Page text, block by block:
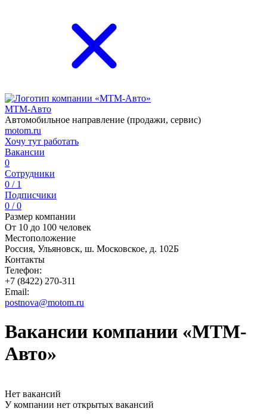
МТМ-Авто
Автомобильное направление (продажи, сервис)
motom.ru
Хочу тут работать
Вакансии
0
Сотрудники
0 / 1
Подписчики
0 / 0
Размер компании
От 10 до 100 человек
Местоположение
Россия, Ульяновск, ш. Московское, д. 102Б
Контакты
Телефон:
+7 (8422) 270-311
Email:
postnova@motom.ru
Вакансии компании «МТМ-
Авто»
Нет вакансий
У компании нет открытых вакансий